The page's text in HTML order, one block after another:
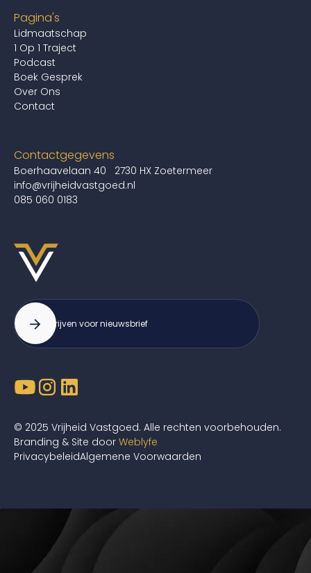
Pagina's
Lidmaatschap
1 Op 1 Traject
Podcast
Boek Gesprek
Over Ons
Contact
Contactgegevens
Boerhaavelaan 40 2730 HX Zoetermeer
info@vrijheidvastgoed.nl
085 060 0183
PrivacybeleidAlgemene Voorwaarden
© 2025 Vrijheid Vastgoed. Alle rechten voorbehouden.
Branding & Site door Weblyfe